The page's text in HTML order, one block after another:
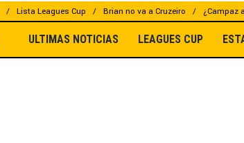
Lista Leagues Cup Brian no va a Cruzeiro ¿Campaz
ULTIMAS NOTICIAS LEAGUES CUP